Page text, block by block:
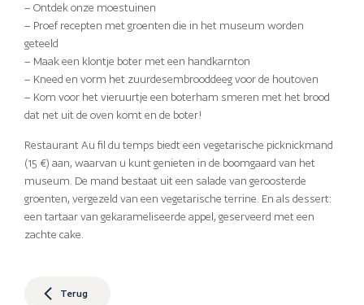
– Ontdek onze moestuinen
– Proef recepten met groenten die in het museum worden
geteeld
– Maak een klontje boter met een handkarnton
– Kneed en vorm het zuurdesembrooddeeg voor de houtoven
– Kom voor het vieruurtje een boterham smeren met het brood
dat net uit de oven komt en de boter!
Restaurant Au fil du temps biedt een vegetarische picknickmand
(15 €) aan, waarvan u kunt genieten in de boomgaard van het
museum. De mand bestaat uit een salade van geroosterde
groenten, vergezeld van een vegetarische terrine. En als dessert:
een tartaar van gekarameliseerde appel, geserveerd met een
zachte cake.
Terug